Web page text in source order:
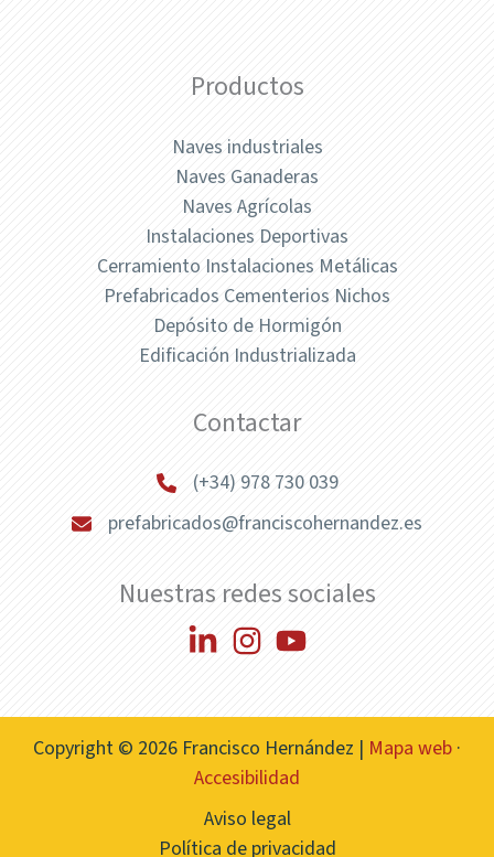
Productos
Naves industriales
Naves Ganaderas
Naves Agrícolas
Instalaciones Deportivas
Cerramiento Instalaciones Metálicas
Prefabricados Cementerios Nichos
Depósito de Hormigón
Edificación Industrializada
Contactar
(+34) 978 730 039
prefabricados@franciscohernandez.es
Nuestras redes sociales
Copyright © 2026 Francisco Hernández | Mapa web ·
Accesibilidad
Aviso legal
Política de privacidad